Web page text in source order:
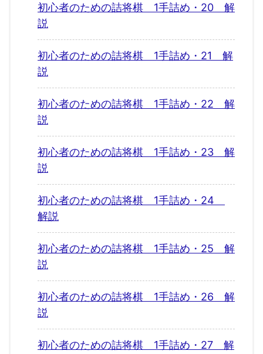
初心者のための詰将棋 1手詰め・20 解
説
初心者のための詰将棋 1手詰め・21 解
説
初心者のための詰将棋 1手詰め・22 解
説
初心者のための詰将棋 1手詰め・23 解
説
初心者のための詰将棋 1手詰め・24
解説
初心者のための詰将棋 1手詰め・25 解
説
初心者のための詰将棋 1手詰め・26 解
説
初心者のための詰将棋 1手詰め・27 解